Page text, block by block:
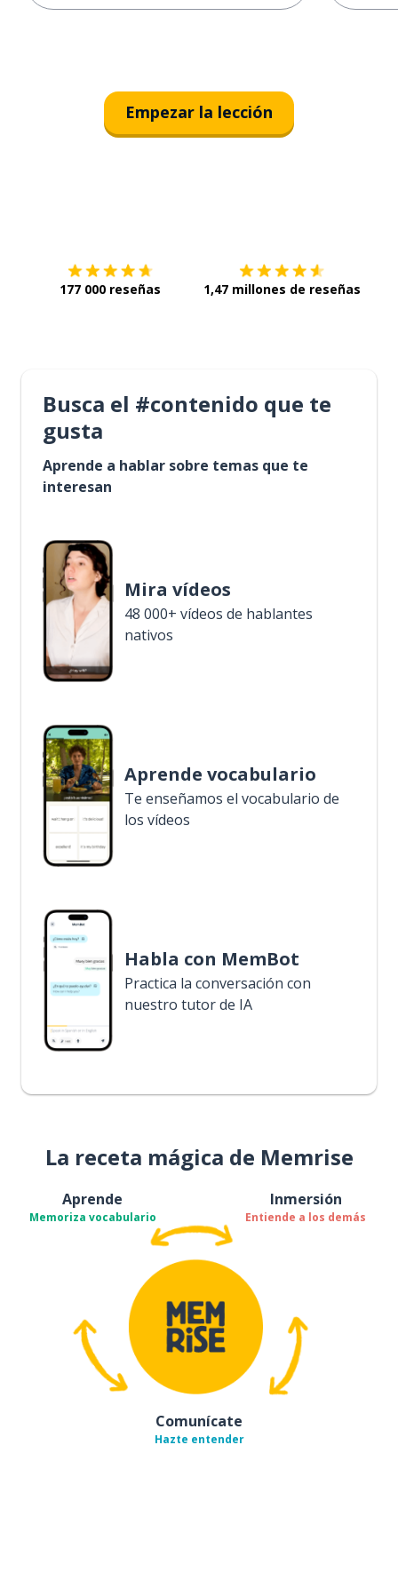
Empezar la lección
177 000 reseñas 1,47 millones de reseñas
Busca el #contenido que te
gusta
Aprende a hablar sobre temas que te
interesan
Mira vídeos
48 000+ vídeos de hablantes
nativos
Aprende vocabulario
Te enseñamos el vocabulario de
los vídeos
Habla con MemBot
Practica la conversación con
nuestro tutor de IA
La receta mágica de Memrise
Aprende
Memoriza vocabulario
Inmersión
Entiende a los demás
Comunícate
Hazte entender